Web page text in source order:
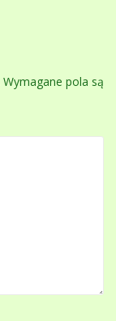
Wymagane pola są